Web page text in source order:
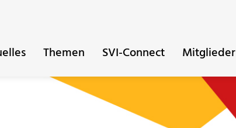
Themen SVI-Connect Mitglieder